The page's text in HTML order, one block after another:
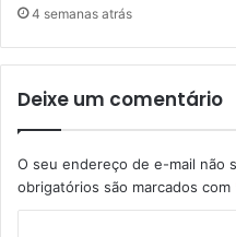
4 semanas atrás
Deixe um comentário
O seu endereço de e-mail não
obrigatórios são marcados com